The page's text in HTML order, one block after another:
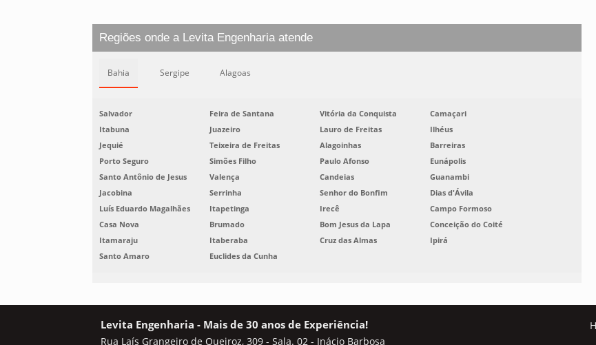
Regiões onde a Levita Engenharia atende
Bahia Sergipe Alagoas
Salvador Feira de Santana Vitória da Conquista
Camaçari
Itabuna
Juazeiro Lauro de Freitas
Ilhéus
Jequié
Teixeira de Freitas Alagoinhas
Barreiras
Porto Seguro
Simões Filho Paulo Afonso
Eunápolis
Santo Antônio de Jesus
Valença Candeias
Guanambi
Jacobina
Serrinha Senhor do Bonfim
Dias d'Ávila
Luís Eduardo Magalhães
Itapetinga Irecê
Campo Formoso
Casa Nova
Brumado Bom Jesus da Lapa
Conceição do Coité
Itamaraju
Itaberaba Cruz das Almas
Ipirá
Santo Amaro
Euclides da Cunha
Levita Engenharia - Mais de 30 anos de Experiência!
Rua Laís Grangeiro de Queiroz, 309 - Sala. 02 - Inácio Barbosa